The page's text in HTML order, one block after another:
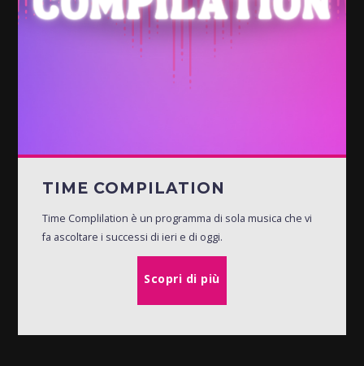
TIME COMPILATION
Time Complilation è un programma di sola musica che vi
fa ascoltare i successi di ieri e di oggi.
Scopri di più